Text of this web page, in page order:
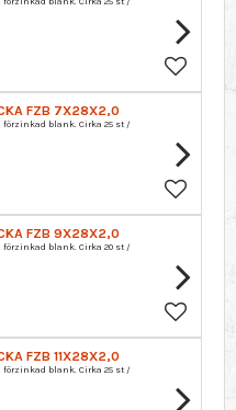
Lägg till
FZB 7X28X2,0
förzinkad blank. Cirka 25 st /
Lägg till
FZB 9X28X2,0
förzinkad blank. Cirka 20 st /
Lägg till
FZB 11X28X2,0
förzinkad blank. Cirka 25 st /